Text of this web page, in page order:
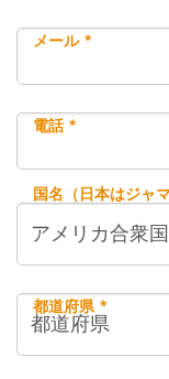
メール *
電話 *
国名（日本はジャ
都道府県 *